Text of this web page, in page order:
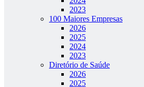
2023
100 Maiores Empresas
2026
2025
2024
2023
Diretório de Saúde
2026
2025